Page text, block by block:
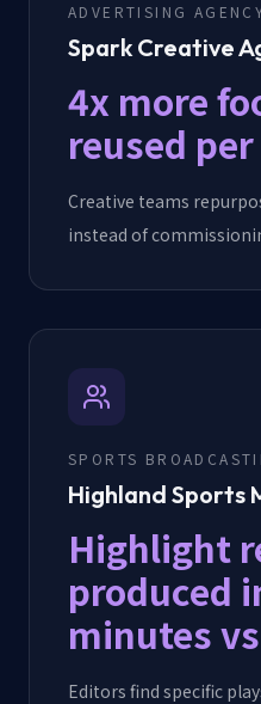
ADVERTISING
Spark Creative
4x more
reused
Creative teams
instead of
SPORTS
Highland Sports
Highlight
produced
minutes
Editors find specific